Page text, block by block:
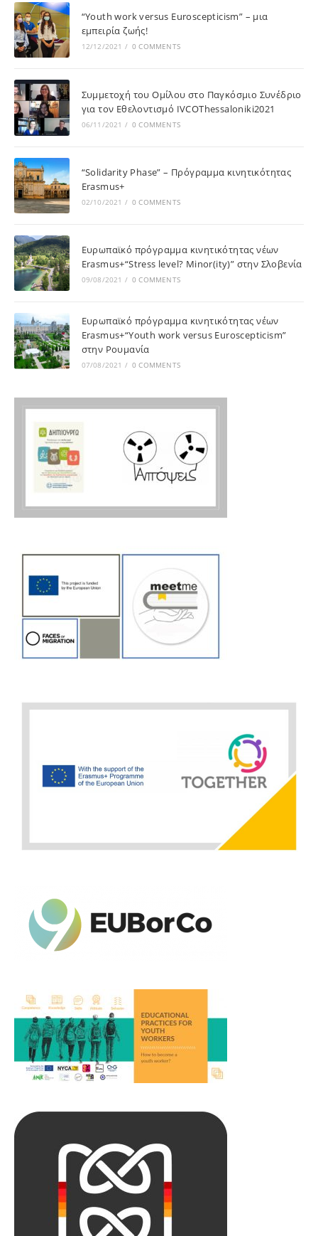
“Youth work versus Euroscepticism” – μια
εμπειρία ζωής!
12/12/2021 / 0 COMMENTS
Συμμετοχή του Ομίλου στο Παγκόσμιο Συνέδριο
για τον Εθελοντισμό IVCOThessaloniki2021
06/11/2021 / 0 COMMENTS
“Solidarity Phase” – Πρόγραμμα κινητικότητας
Erasmus+
02/10/2021 / 0 COMMENTS
Ευρωπαϊκό πρόγραμμα κινητικότητας νέων
Erasmus+“Stress level? Minor(ity)” στην Σλοβενία
09/08/2021 / 0 COMMENTS
Ευρωπαϊκό πρόγραμμα κινητικότητας νέων
Erasmus+“Youth work versus Euroscepticism”
στην Ρουμανία
07/08/2021 / 0 COMMENTS